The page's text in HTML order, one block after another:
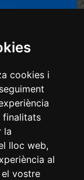
cookies i
finalitats
la
lloc web,
al
vostre